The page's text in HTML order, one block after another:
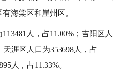
海棠区和崖州区。
人，占11.00%；吉阳区人
天涯区人口为353698人，占
人，占11.33%。